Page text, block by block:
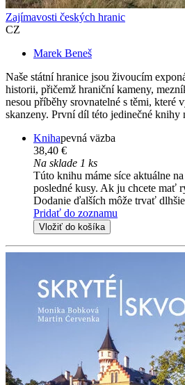
Zajímavosti českých hranic
CZ
Marek Beneš
Naše státní hranice jsou živoucím
historii, přičemž hraniční kameny,
nesou příběhy srovnatelné s těmi, které
skanzeny. První díl této jedinečné knihy
Knihapevná väzba
38,40 €
Na sklade 1 ks
Túto knihu máme síce aktuálne
posledné kusy. Ak ju chcete mať
Dodanie ďalších môže trvať
Pridať do zoznamu
Vložiť do košíka